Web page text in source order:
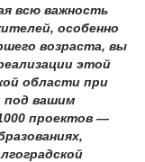
всю важность
особенно
возраста, вы
этой
области при
под вашим
проектов —